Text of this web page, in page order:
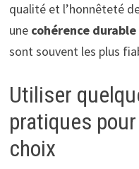
qualité et l’honnêteté
une cohérence
sont souvent les plus
Utiliser
pratiques
choix